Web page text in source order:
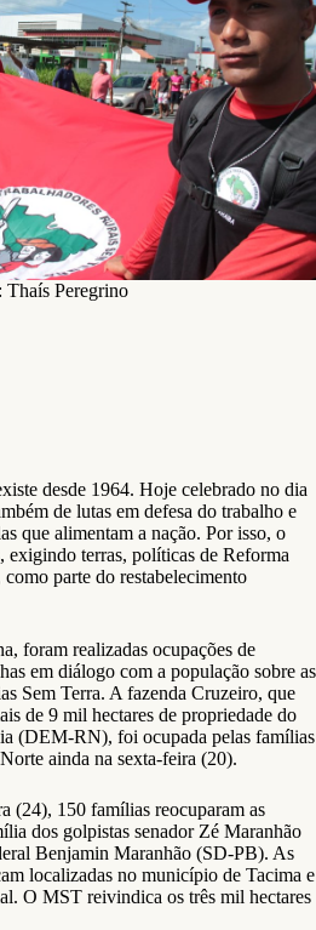
Thaís Peregrino
desde 1964. Hoje celebrado no dia
de lutas em defesa do trabalho e
que alimentam a nação. Por isso, o
exigindo terras, políticas de Reforma
parte do restabelecimento
foram realizadas ocupações de
em diálogo com a população sobre as
Sem Terra. A fazenda Cruzeiro, que
de 9 mil hectares de propriedade do
(DEM-RN), foi ocupada pelas famílias
ainda na sexta-feira (20).
(24), 150 famílias reocuparam as
dos golpistas senador Zé Maranhão
Benjamin Maranhão (SD-PB). As
localizadas no município de Tacima e
O MST reivindica os três mil hectares